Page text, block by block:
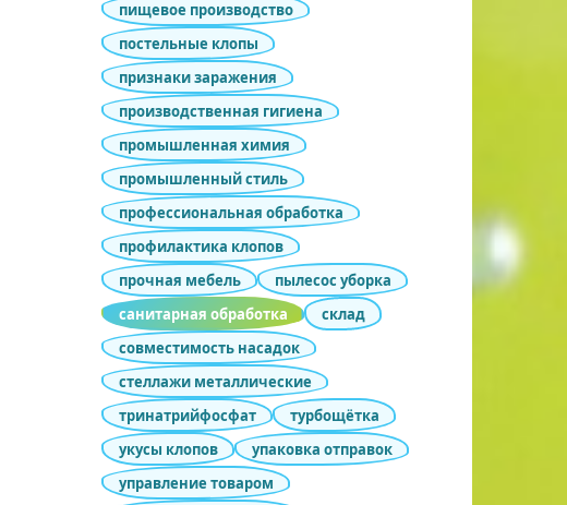
пищевое производство
постельные клопы
признаки заражения
производственная гигиена
промышленная химия
промышленный стиль
профессиональная обработка
профилактика клопов
прочная мебель
пылесос уборка
санитарная обработка
склад
совместимость насадок
стеллажи металлические
тринатрийфосфат
турбощётка
укусы клопов
упаковка отправок
управление товаром